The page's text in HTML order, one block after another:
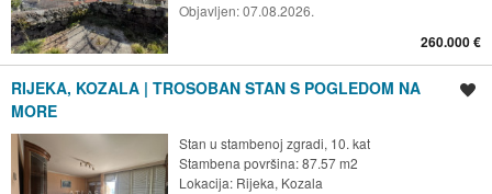
Objavljen:07.08.2026.
260.000 €
RIJEKA, KOZALA | TROSOBAN STAN S POGLEDOM NA
MORE
Stan u stambenoj zgradi, 10. kat
Stambena površina: 87.57 m2
Lokacija: Rijeka, Kozala